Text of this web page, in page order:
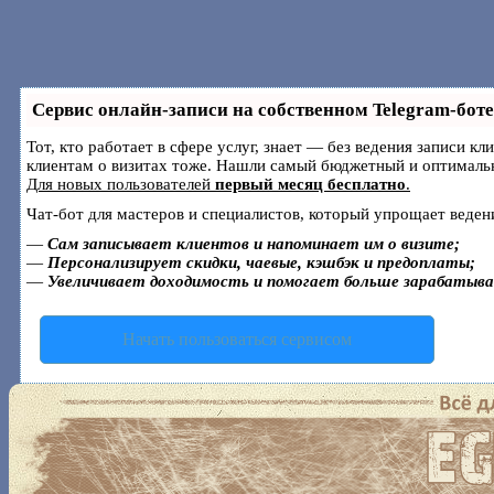
Сервис онлайн-записи на собственном Telegram-боте
Тот, кто работает в сфере услуг, знает — без ведения записи
клиентам о визитах тоже. Нашли самый бюджетный и
Для новых пользователей первый месяц бесплатно.
Чат-бот для мастеров и специалистов, который упрощает
— Сам записывает клиентов и напоминает им о визите;
— Персонализирует скидки, чаевые, кэшбэк и предоплаты;
— Увеличивает доходимость и помогает больше
Начать пользоваться сервисом